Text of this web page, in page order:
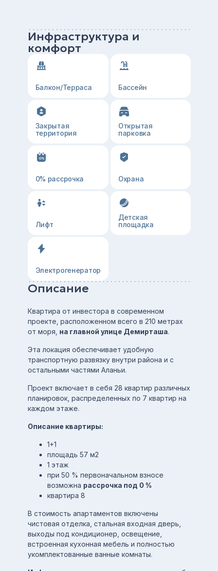
Инфраструктура и
комфорт
Балкон/Терраса Бассейн
Закрытая
территория
Открытая
парковка
0% рассрочка Охрана
Лифт
Детская
площадка
Электрогенератор
Описание
Квартира от инвестора в современном
проекте, расположенном всего в 210 метрах
от моря, на главной улице Демирташа.
Эта локация обеспечивает удобную
транспортную развязку внутри района и с
остальными частями Аланьи.
Проект включает в себя 28 квартир различных
планировок, распределенных по 7 квартир на
каждом этаже.
Описание квартиры:
1+1
площадь 57 м2
1 этаж
при 50 % первоначальном взносе
возможна рассрочка под 0 %
квартира 8
В стоимость апартаментов включены
чистовая отделка, стальная входная дверь,
выходы под кондиционер, освещение,
встроенная кухонная мебель и полностью
укомплектованные ванные комнаты.